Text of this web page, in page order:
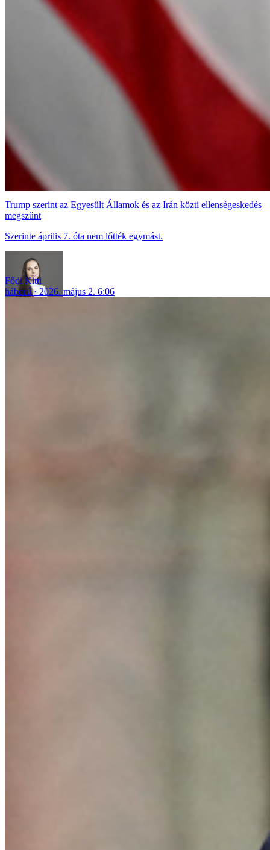
Trump szerint az Egyesült Államok és az Irán közti ellenségeskedés
megszűnt
Szerinte április 7. óta nem lőtték egymást.
Fődi Kitti
háború
2026. május 2. 6:06